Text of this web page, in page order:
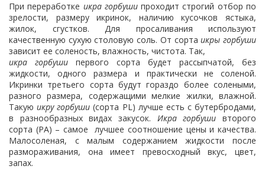
При переработке икра горбушипроходит строгий отбор по
зрелости, размеру икринок, наличию кусочков ястыка,
жилок, сгустков. Для просаливания используют
качественную сухую столовую соль. От сортаикры горбуши
зависит ее соленость, влажность, чистота. Так,
икра горбуши первого сорта будет рассыпчатой, без
жидкости, одного размера и практически не соленой.
Икринки третьего сорта будут гораздо более солеными,
разного размера, содержащими мелкие жилки, влажной.
Такуюикру горбуши (сорта PL) лучше есть с бутербродами,
в разнообразных видах закусок. Икра горбуши второго
сорта (РА) – самое лучшее соотношение цены и качества.
Малосоленая, с малым содержанием жидкости после
размораживания, она имеет превосходный вкус, цвет,
запах.